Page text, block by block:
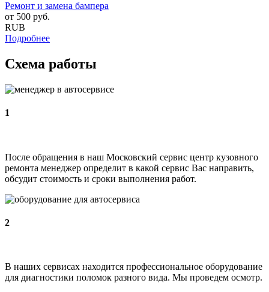
Ремонт и замена бампера
от 500 руб.
RUB
Подробнее
Схема работы
1
После обращения в наш Московский сервис центр кузовного
ремонта менеджер определит в какой сервис Вас направить,
обсудит стоимость и сроки выполнения работ.
2
В наших сервисах находится профессиональное оборудование
для диагностики поломок разного вида. Мы проведем осмотр.